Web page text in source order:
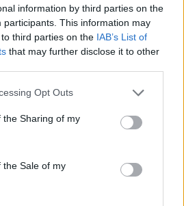
information by third parties on the
participants. This information may
third parties on the IAB’s List of
that may further disclose it to other
Opt Outs
the Sharing of my
the Sale of my